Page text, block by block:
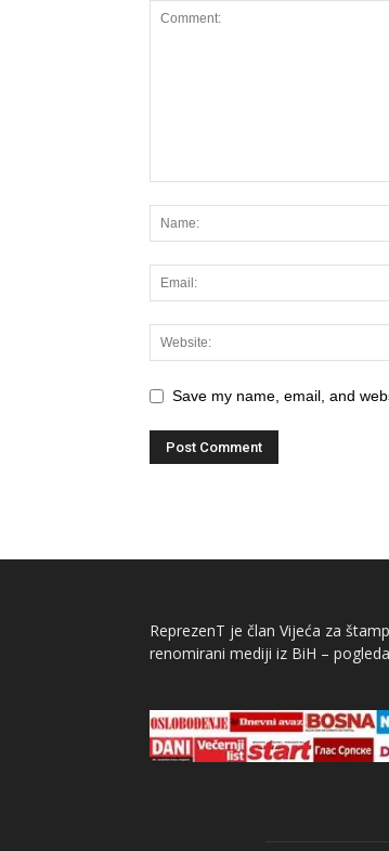
Save my name, email, and
ReprezenT je član Vijeća za
renomirani mediji iz BiH –